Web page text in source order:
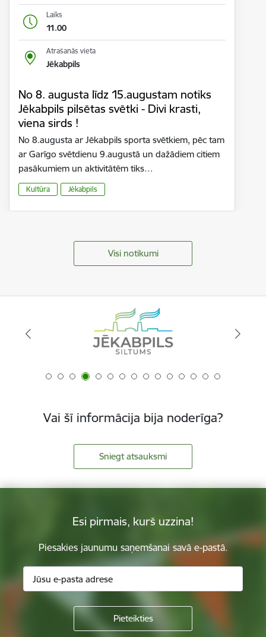
Laiks
11.00
Atrašanās vieta
Jēkabpils
No 8. augusta līdz 15.augustam notiks
Jēkabpils pilsētas svētki - Divi krasti,
viena sirds !
No 8.augusta ar Jēkabpils sporta svētkiem, pēc tam
ar Garīgo svētdienu 9.augustā un dažādiem citiem
pasākumiem un aktivitātēm tiks…
Kultūra Jēkabpils
Visi notikumi
Vai šī informācija bija noderīga?
Sniegt atsauksmi
Esi pirmais, kurš uzzina!
Piesakies jaunumu saņemšanai savā e-pastā.